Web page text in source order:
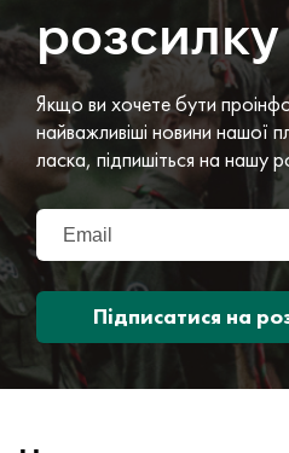
розсилку
Якщо ви хочете бути
найважливіші новини нашої
ласка, підпишіться на нашу
Підписатися на